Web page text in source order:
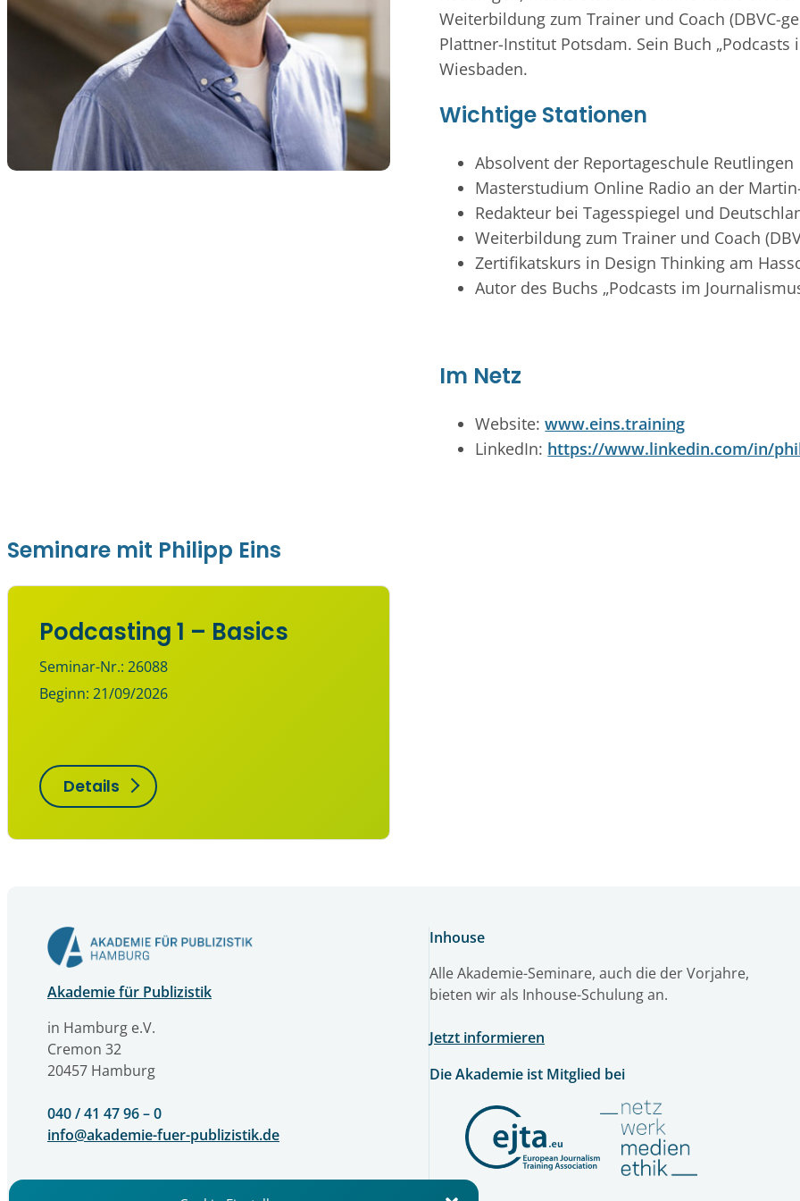
Weiterbildung zum Trainer und Coach (DBVC-
Plattner-Institut Potsdam. Sein Buch „Podcasts
Wiesbaden.
Wichtige Stationen
Absolvent der Reportageschule Reutlingen
Masterstudium Online Radio an der
Redakteur bei Tagesspiegel und
Weiterbildung zum Trainer und Coach
Zertifikatskurs in Design Thinking am
Autor des Buchs „Podcasts im
Im Netz
Website:www.eins.training
LinkedIn: https://www.linkedin.com/in/
Seminare mit Philipp Eins
Podcasting 1 – Basics
Seminar-Nr.: 26088
Beginn: 21/09/2026
Details
Akademie für Publizistik
in Hamburg e.V.
Cremon 32
20457 Hamburg
040 / 41 47 96 – 0
info@akademie-fuer-publizistik.de
Inhouse
Alle Akademie-Seminare, auch die der Vorjahre,
bieten wir als Inhouse-Schulung an.
Jetzt informieren
Die Akademie ist Mitglied bei